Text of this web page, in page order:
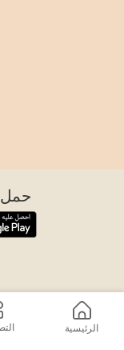
الرئيسية
حمل